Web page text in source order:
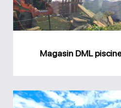
Air
Magasin DML